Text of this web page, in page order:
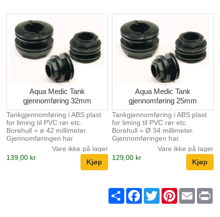
tettet igjen.
Aqua Medic Tank
gjennomføring 32mm
Tankgjennomføring i ABS plast
for liming til PVC rør etc.
Borehull = ø 42 millimeter.
Gjennomføringen har
gummipakning som skal inn i
akvariet og glideskive som skal
utenfor akvariet.
Vare ikke på lager
139,00 kr
Aqua Medic Tank
gjennomføring 25mm
Tankgjennomføring i ABS plast
for liming til PVC rør etc.
Borehull = Ø 34 millimeter.
Gjennomføringen har
gummipakning som skal inn i
akvariet og glideskive som skal
utenfor akvariet.
Vare ikke på lager
129,00 kr
ShareFacebook
TwitterPinterest
Email